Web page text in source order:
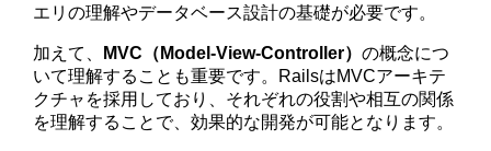
エリの理解やデータベース設計の基礎が必要です。
加えて、 MVC（Model-View-Controller）の概念につ
いて理解することも重要です。RailsはMVCアーキテ
クチャを採用しており、それぞれの役割や相互の関係
を理解することで、効果的な開発が可能となります。